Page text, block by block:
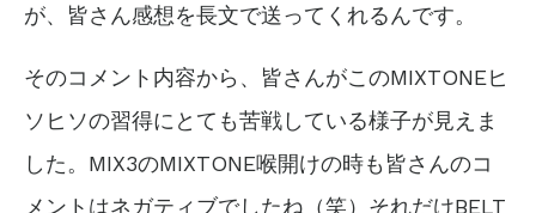
が、皆さん感想を長文で送ってくれるんです。
そのコメント内容から、皆さんがこのMIXTONEヒ
ソヒソの習得にとても苦戦している様子が見えま
した。MIX3のMIXTONE喉開けの時も皆さんのコ
メントはネガティブでしたね（笑）それだけBELT